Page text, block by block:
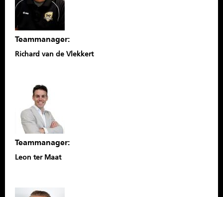
Teammanager:
Richard van de Vlekkert
Teammanager:
Leon ter Maat